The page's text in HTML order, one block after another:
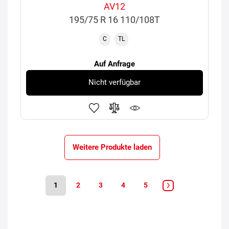
AV12
195/75 R 16 110/108T
C TL
Auf Anfrage
Nicht verfügbar
Weitere Produkte laden
1 2 3 4 5